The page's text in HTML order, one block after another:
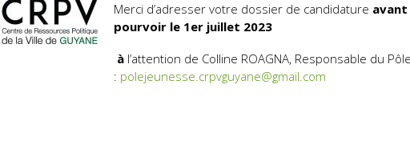
Merci d’adresser votre dossier de candidature avant
pourvoir le 1er juillet 2023
à l’attention de Colline ROAGNA, Responsable du
: polejeunesse.crpvguyane@gmail.com